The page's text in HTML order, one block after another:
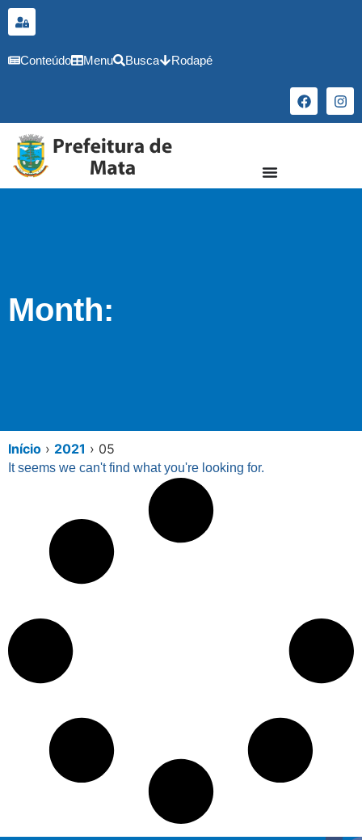
conteúdo
Conteúdo Menu Busca Rodapé
Month:
Início › 2021 › 05
It seems we can't find what you're looking for.